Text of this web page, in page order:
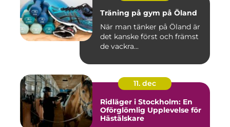
Träning på gym på Öland
När man tänker på Öland är
det kanske först och främst
de vackra...
11. dec
Ridläger i Stockholm: En
Oförglömlig Upplevelse för
Hästälskare